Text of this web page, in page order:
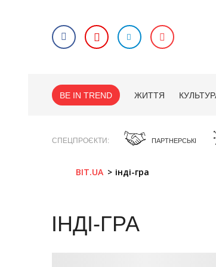
BE IN TREND ЖИТТЯ
СПЕЦПРОЄКТИ ПАРТНЕРСЬКІ
BIT.UA інді-гра
ІНДІ-ГРА